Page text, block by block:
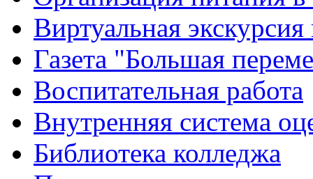
Виртуальная
Газета "Большая
Воспитательная работа
Внутренняя система
Библиотека колледжа